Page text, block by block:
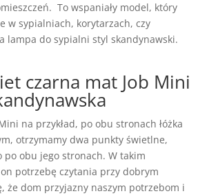
To wspaniały model, który
w sypialniach, korytarzach, czy
lampa do sypialni styl skandynawski.
czarna mat Job Mini
na przykład, po obu stronach łóżka
otrzymamy dwa punkty świetlne,
po obu jego stronach. W takim
potrzebę czytania przy dobrym
że dom przyjazny naszym potrzebom i